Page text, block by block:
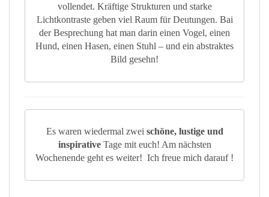
vollendet. Kräftige Strukturen und starke
Lichtkontraste geben viel Raum für Deutungen. Bai
der Besprechung hat man darin einen Vogel, einen
Hund, einen Hasen, einen Stuhl – und ein abstraktes
Bild gesehn!
Es waren wiedermal zwei schöne, lustige und
inspirativeTage mit euch! Am nächsten
Wochenende geht es weiter! Ich freue mich darauf !